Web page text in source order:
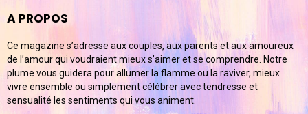
A PROPOS
Ce magazine s’adresse aux couples, aux parents et aux amoureux
de l’amour qui voudraient mieux s’aimer et se comprendre. Notre
plume vous guidera pour allumer la flamme ou la raviver, mieux
vivre ensemble ou simplement célébrer avec tendresse et
sensualité les sentiments qui vous animent.